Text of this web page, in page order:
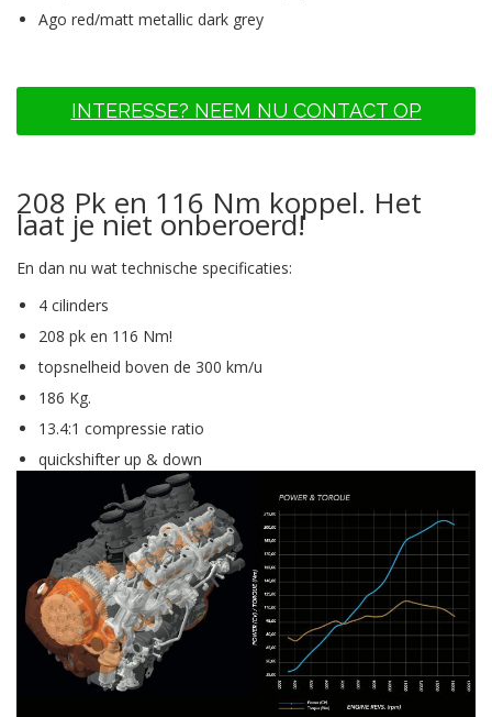
Ago red/matt metallic dark grey
INTERESSE? NEEM NU CONTACT OP
208 Pk en 116 Nm koppel. Het
laat je niet onberoerd!
En dan nu wat technische specificaties:
4 cilinders
208 pk en 116 Nm!
topsnelheid boven de 300 km/u
186 Kg.
13.4:1 compressie ratio
quickshifter up & down